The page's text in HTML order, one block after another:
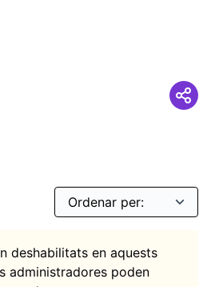
i Activitats
deshabilitats en aquests
administradores poden